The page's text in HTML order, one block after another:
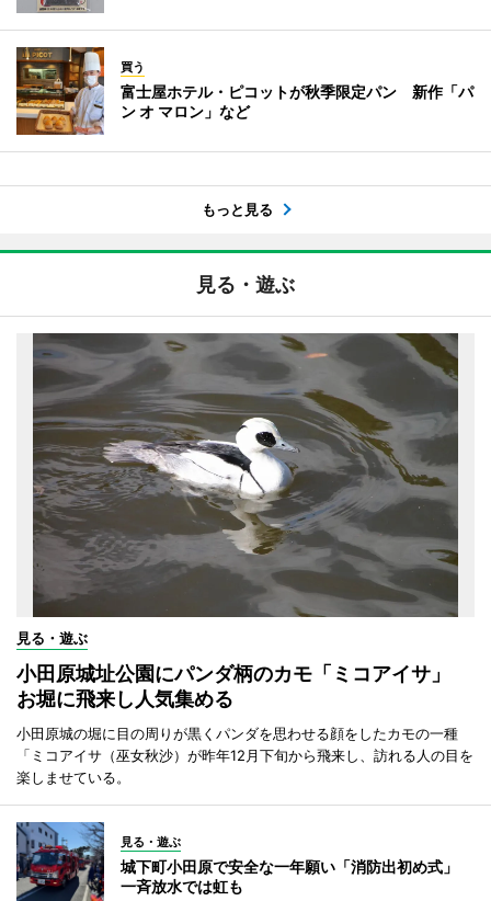
買う
富士屋ホテル・ピコットが秋季限定パン 新作「パ
ン オ マロン」など
もっと見る
見る・遊ぶ
見る・遊ぶ
小田原城址公園にパンダ柄のカモ「ミコアイサ」
お堀に飛来し人気集める
小田原城の堀に目の周りが黒くパンダを思わせる顔をしたカモの一種
「ミコアイサ（巫女秋沙）が昨年12月下旬から飛来し、訪れる人の目を
楽しませている。
見る・遊ぶ
城下町小田原で安全な一年願い「消防出初め式」
一斉放水では虹も